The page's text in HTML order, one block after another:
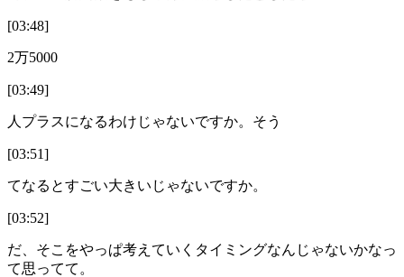
[03:48]
2万5000
[03:49]
人プラスになるわけじゃないですか。そう
[03:51]
てなるとすごい大きいじゃないですか。
[03:52]
だ、そこをやっぱ考えていくタイミングなんじゃないかなっ
て思ってて。